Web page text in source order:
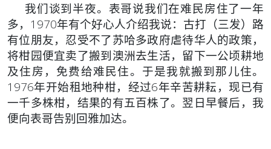
我们谈到半夜。表哥说我们在难民房住了一年
多，1970年有个好心人介绍我说：古打（三发）路
有位朋友，忍受不了苏哈多政府虐待华人的政策，
将柑园便宜卖了搬到澳洲去生活，留下一公顷耕地
及住房，免费给难民住。于是我就搬到那儿住。
1976年开始租地种柑，经过6年辛苦耕耘，现已有
一千多株柑，结果的有五百株了。翌日早餐后，我
便向表哥告别回雅加达。